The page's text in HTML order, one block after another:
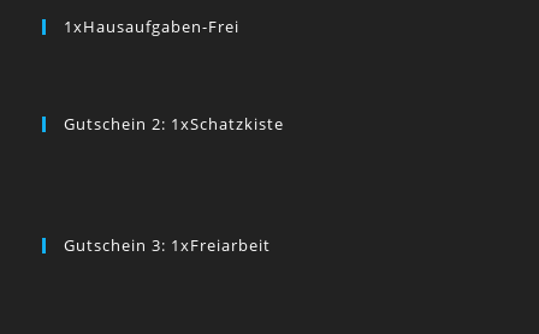
1xHausaufgaben-Frei
Gutschein 2: 1xSchatzkiste
Gutschein 3: 1xFreiarbeit